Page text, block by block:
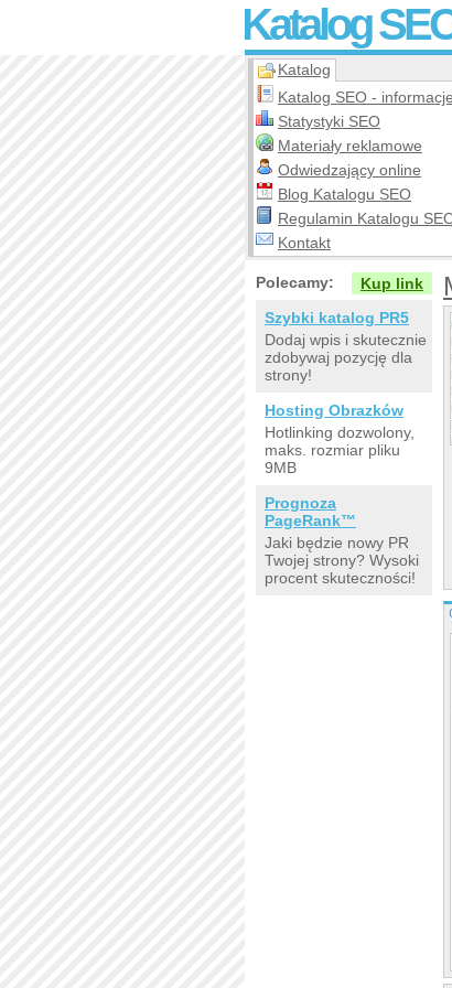
Katalog
Katalog
Katalog SEO - informacje
Statystyki SEO
Materiały reklamowe
Odwiedzający online
Blog Katalogu SEO
Regulamin Katalogu
Kontakt
Polecamy:
Kup link
Szybki katalog PR5
Dodaj wpis i skutecznie
zdobywaj pozycję dla
strony!
Hosting Obrazków
Hotlinking dozwolony,
maks. rozmiar pliku
9MB
Prognoza
PageRank™
Jaki będzie nowy PR
Twojej strony? Wysoki
procent skuteczności!